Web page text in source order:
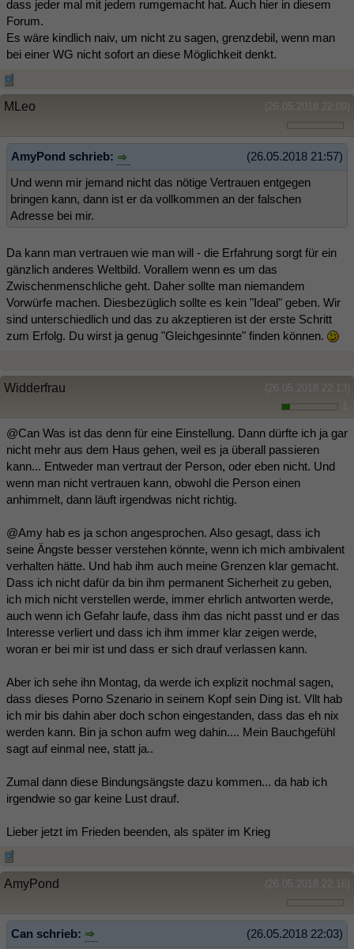
dass jeder mal mit jedem rumgemacht hat. Auch hier in diesem
Forum.
Es wäre kindlich naiv, um nicht zu sagen, grenzdebil, wenn man
bei einer WG nicht sofort an diese Möglichkeit denkt.
(26.05.2018 22:09)
MLeo
(26.05.2018 21:57)
AmyPond schrieb:
Und wenn mir jemand nicht das nötige Vertrauen entgegen
bringen kann, dann ist er da vollkommen an der falschen
Adresse bei mir.
Da kann man vertrauen wie man will - die Erfahrung sorgt für ein
gänzlich anderes Weltbild. Vorallem wenn es um das
Zwischenmenschliche geht. Daher sollte man niemandem
Vorwürfe machen. Diesbezüglich sollte es kein "Ideal" geben. Wir
sind unterschiedlich und das zu akzeptieren ist der erste Schritt
zum Erfolg. Du wirst ja genug "Gleichgesinnte" finden können.
(26.05.2018 22:13)
Widderfrau
@Can Was ist das denn für eine Einstellung. Dann dürfte ich ja gar
nicht mehr aus dem Haus gehen, weil es ja überall passieren
kann... Entweder man vertraut der Person, oder eben nicht. Und
wenn man nicht vertrauen kann, obwohl die Person einen
anhimmelt, dann läuft irgendwas nicht richtig.
@Amy hab es ja schon angesprochen. Also gesagt, dass ich
seine Ängste besser verstehen könnte, wenn ich mich ambivalent
verhalten hätte. Und hab ihm auch meine Grenzen klar gemacht.
Dass ich nicht dafür da bin ihm permanent Sicherheit zu geben,
ich mich nicht verstellen werde, immer ehrlich antworten werde,
auch wenn ich Gefahr laufe, dass ihm das nicht passt und er das
Interesse verliert und dass ich ihm immer klar zeigen werde,
woran er bei mir ist und dass er sich drauf verlassen kann.
Aber ich sehe ihn Montag, da werde ich explizit nochmal sagen,
dass dieses Porno Szenario in seinem Kopf sein Ding ist. Vllt hab
ich mir bis dahin aber doch schon eingestanden, dass das eh nix
werden kann. Bin ja schon aufm weg dahin.... Mein Bauchgefühl
sagt auf einmal nee, statt ja..
Zumal dann diese Bindungsängste dazu kommen... da hab ich
irgendwie so gar keine Lust drauf.
Lieber jetzt im Frieden beenden, als später im Krieg
(26.05.2018 22:16)
AmyPond
(26.05.2018 22:03)
Can schrieb: